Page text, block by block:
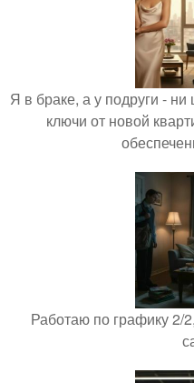
Я в браке, а у подруги -
ключи от новой
Работаю по графику 2/